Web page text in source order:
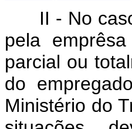
II - No
pela
parcial ou
do
Ministério do